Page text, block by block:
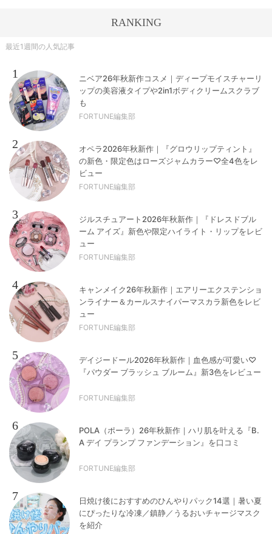
RANKING
最近1週間の人気記事
1
ニベア26年秋新作コスメ｜ディープモイスチャーリ
ップの美容液タイプや2in1ボディクリームスクラブ
も
FORTUNE編集部
2
オペラ2026年秋新作｜『グロウリップティント』
の新色・限定色はローズジャムカラー♡全4色をレ
ビュー
FORTUNE編集部
3
ジルスチュアート2026年秋新作｜『ドレスドブル
ーム アイズ』新色や限定ハイライト・リップをレビ
ュー
FORTUNE編集部
4
キャンメイク26年秋新作｜エアリーエクステンショ
ンライナー＆カールスナイパーマスカラ新色をレビ
ュー
FORTUNE編集部
5
デイジードール2026年秋新作｜血色感が可愛い♡
『パウダー ブラッシュ ブルーム』新3色をレビュー
FORTUNE編集部
6
POLA（ポーラ）26年秋新作｜ハリ肌を叶える『B.
A デイ プランプ ファンデーション』を口コミ
FORTUNE編集部
7
日焼け後におすすめのひんやりパック14選｜暑い夏
にぴったりな冷凍／鎮静／うるおいチャージマスク
を紹介